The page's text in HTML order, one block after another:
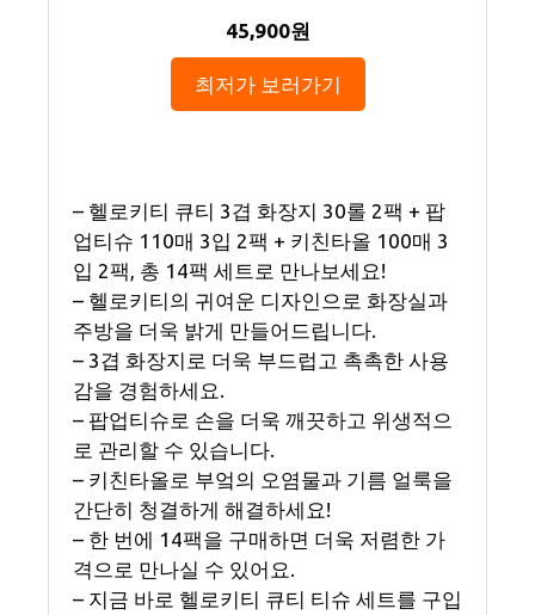
45,900원
최저가 보러가기
– 헬로키티 큐티 3겹 화장지 30롤 2팩 + 팝
업티슈 110매 3입 2팩 + 키친타올 100매 3
입 2팩, 총 14팩 세트로 만나보세요!
– 헬로키티의 귀여운 디자인으로 화장실과
주방을 더욱 밝게 만들어드립니다.
– 3겹 화장지로 더욱 부드럽고 촉촉한 사용
감을 경험하세요.
– 팝업티슈로 손을 더욱 깨끗하고 위생적으
로 관리할 수 있습니다.
– 키친타올로 부엌의 오염물과 기름 얼룩을
간단히 청결하게 해결하세요!
– 한 번에 14팩을 구매하면 더욱 저렴한 가
격으로 만나실 수 있어요.
– 지금 바로 헬로키티 큐티 티슈 세트를 구입